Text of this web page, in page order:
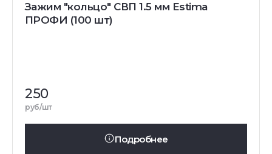
Зажим "кольцо" СВП 1.5 мм Estima
ПРОФИ (100 шт)
250
руб/шт
Подробнее